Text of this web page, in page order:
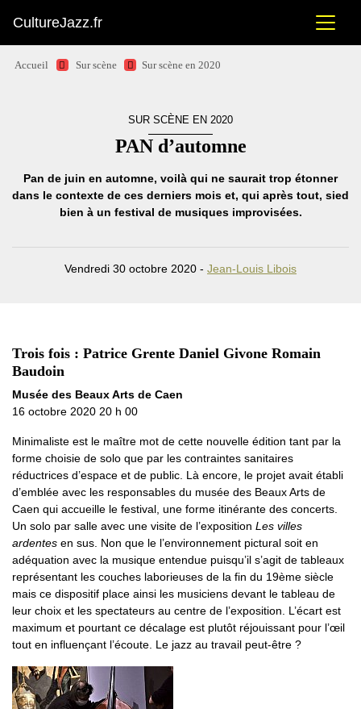
CultureJazz.fr
Accueil Sur scène Sur scène en 2020
SUR SCÈNE EN 2020
PAN d’automne
Pan de juin en automne, voilà qui ne saurait trop étonner
dans le contexte de ces derniers mois et, qui après tout, sied
bien à un festival de musiques improvisées.
Vendredi 30 octobre 2020 - Jean-Louis Libois
Trois fois : Patrice Grente Daniel Givone Romain
Baudoin
Musée des Beaux Arts de Caen
16 octobre 2020 20 h 00
Minimaliste est le maître mot de cette nouvelle édition tant par la
forme choisie de solo que par les contraintes sanitaires
réductrices d’espace et de public. Là encore, le projet avait établi
d’emblée avec les responsables du musée des Beaux Arts de
Caen qui accueille le festival, une forme itinérante des concerts.
Un solo par salle avec une visite de l’exposition Les villes
ardentes en sus. Non que le l’environnement pictural soit en
adéquation avec la musique entendue puisqu’il s’agit de tableaux
représentant les couches laborieuses de la fin du 19ème siècle
mais ce dispositif place ainsi les musiciens devant le tableau de
leur choix et les spectateurs au centre de l’exposition. L’écart est
maximum et pourtant ce décalage est plutôt réjouissant pour l’œil
tout en influençant l’écoute. Le jazz au travail peut-être ?